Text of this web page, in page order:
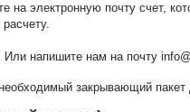
электронную почту счет,
напишите нам на почту
закрывающий пакет